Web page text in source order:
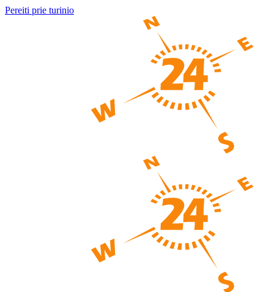
Pereiti prie turinio